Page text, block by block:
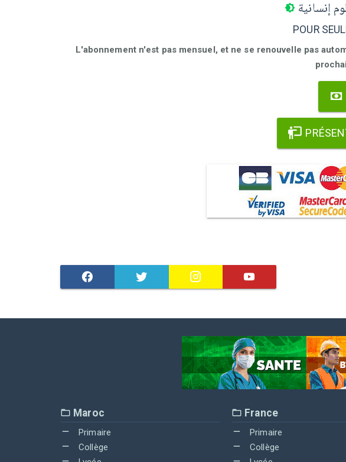
إنسانية
POUR
L'abonnement n'est pas mensuel, et ne se renouvelle pas
Maroc
Primaire
Collège
France
Primaire
Collège